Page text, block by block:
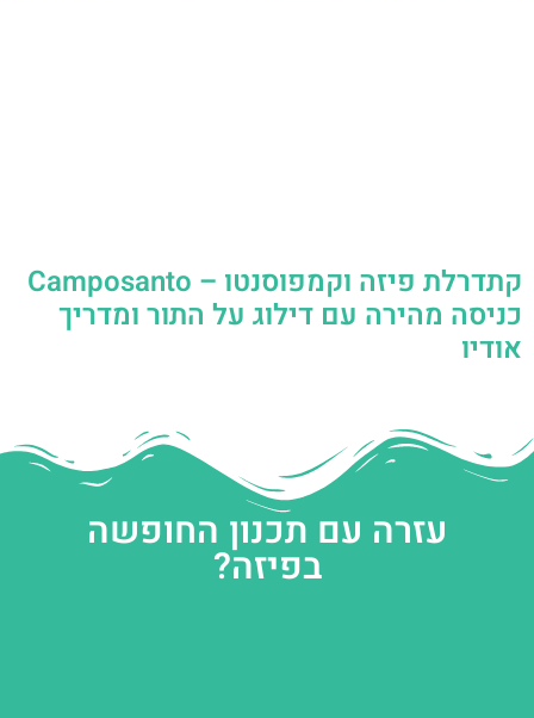
קתדרלת פיזה וקמפוסנטו – Camposanto
כניסה מהירה עם דילוג על התור ומדריך
אודיו
עזרה עם תכנון החופשה
בפיזה?